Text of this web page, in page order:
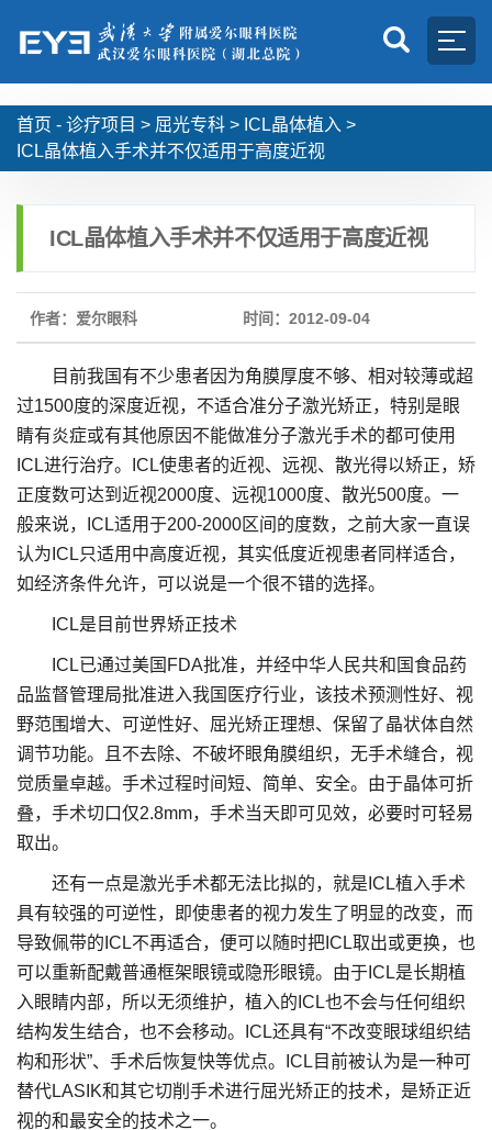
首页 - 诊疗项目 > 屈光专科 > ICL晶体植入 >
ICL晶体植入手术并不仅适用于高度近视
ICL晶体植入手术并不仅适用于高度近视
作者：爱尔眼科 时间：2012-09-04
目前我国有不少患者因为角膜厚度不够、相对较薄或超
过1500度的深度近视，不适合准分子激光矫正，特别是眼
睛有炎症或有其他原因不能做准分子激光手术的都可使用
ICL进行治疗。ICL使患者的近视、远视、散光得以矫正，矫
正度数可达到近视2000度、远视1000度、散光500度。一
般来说，ICL适用于200-2000区间的度数，之前大家一直误
认为ICL只适用中高度近视，其实低度近视患者同样适合，
如经济条件允许，可以说是一个很不错的选择。
ICL是目前世界矫正技术
ICL已通过美国FDA批准，并经中华人民共和国食品药
品监督管理局批准进入我国医疗行业，该技术预测性好、视
野范围增大、可逆性好、屈光矫正理想、保留了晶状体自然
调节功能。且不去除、不破坏眼角膜组织，无手术缝合，视
觉质量卓越。手术过程时间短、简单、安全。由于晶体可折
叠，手术切口仅2.8mm，手术当天即可见效，必要时可轻易
取出。
还有一点是激光手术都无法比拟的，就是ICL植入手术
具有较强的可逆性，即使患者的视力发生了明显的改变，而
导致佩带的ICL不再适合，便可以随时把ICL取出或更换，也
可以重新配戴普通框架眼镜或隐形眼镜。由于ICL是长期植
入眼睛内部，所以无须维护，植入的ICL也不会与任何组织
结构发生结合，也不会移动。ICL还具有“不改变眼球组织结
构和形状”、手术后恢复快等优点。ICL目前被认为是一种可
替代LASIK和其它切削手术进行屈光矫正的技术，是矫正近
视的和最安全的技术之一。